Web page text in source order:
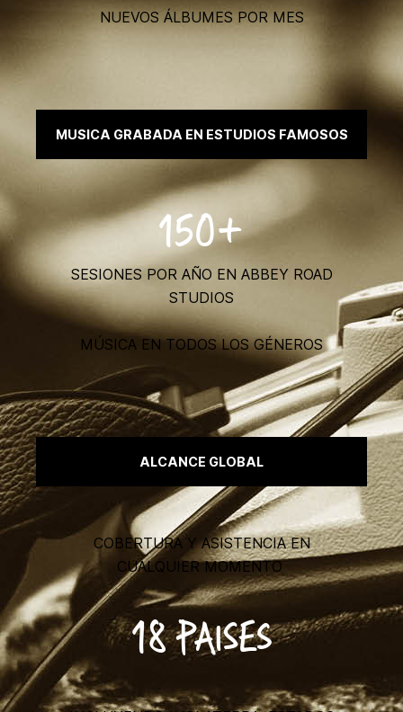
NUEVOS ÁLBUMES POR MES
MUSICA GRABADA EN ESTUDIOS FAMOSOS
150+
SESIONES POR AÑO EN ABBEY ROAD
STUDIOS
MÚSICA EN TODOS LOS GÉNEROS
ALCANCE GLOBAL
COBERTURA Y ASISTENCIA EN
CUALQUIER MOMENTO
18 PAISES